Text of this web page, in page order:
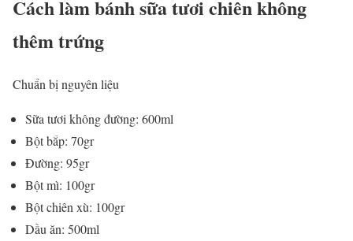
Cách làm bánh sữa tươi chiên không
thêm trứng
Chuẩn bị nguyên liệu
Sữa tươi không đường: 600ml
Bột bắp: 70gr
Đường: 95gr
Bột mì: 100gr
Bột chiên xù: 100gr
Dầu ăn: 500ml